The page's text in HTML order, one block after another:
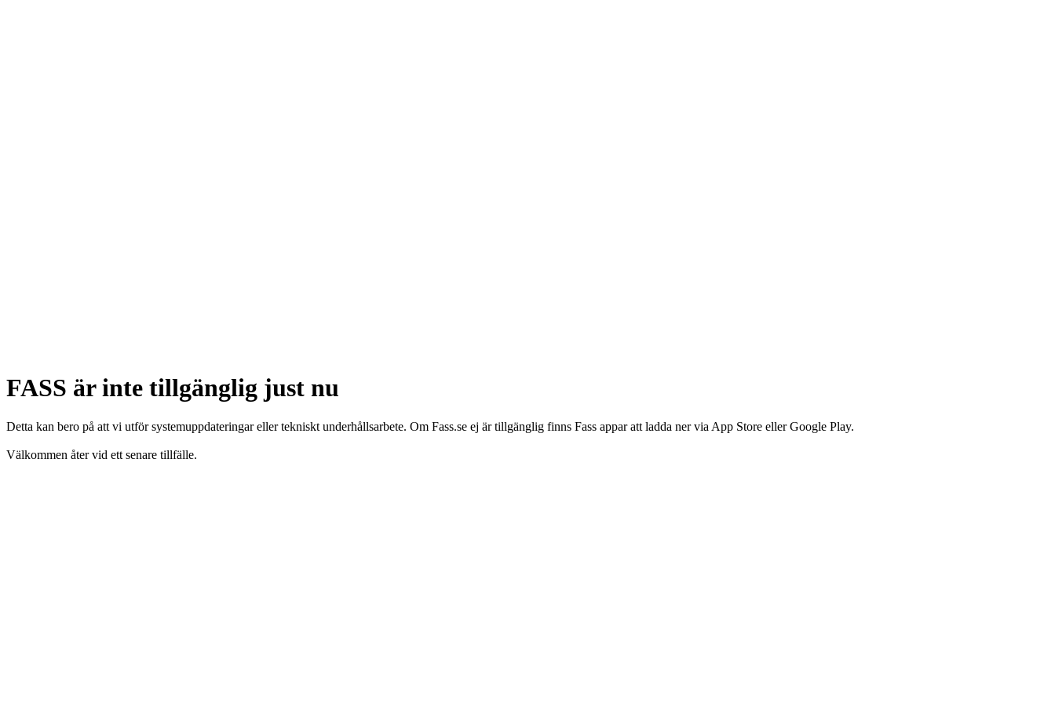
FASS är inte tillgänglig just nu
Detta kan bero på att vi utför systemuppdateringar eller tekniskt underhållsarbete. Om Fass.se ej är tillgänglig finns Fass appar att ladda ner via App Store eller Google Play.
Välkommen åter vid ett senare tillfälle.